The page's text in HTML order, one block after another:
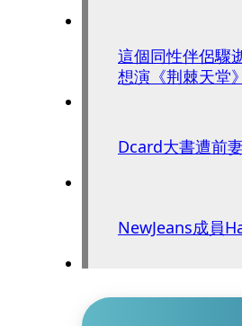
這個同性伴侶驟
想演《荆棘天堂》
Dcard大書遭前
NewJeans成員